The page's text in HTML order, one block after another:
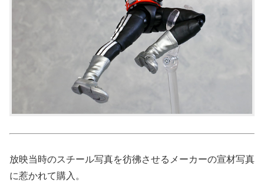
放映当時のスチール写真を彷彿させるメーカーの宣材写真
に惹かれて購入。